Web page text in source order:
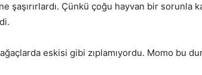
Çünkü çoğu hayvan bir sorunla
eskisi gibi zıplamıyordu. Momo bu